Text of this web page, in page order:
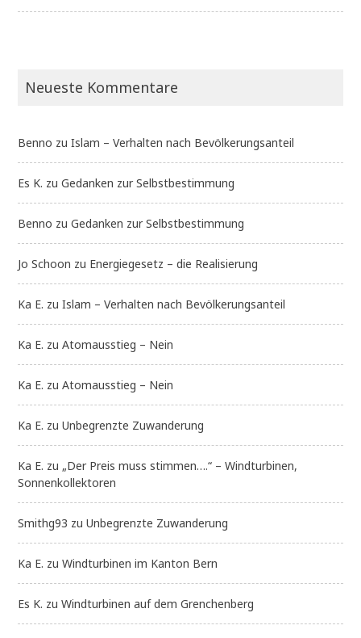
Neueste Kommentare
Benno zuIslam – Verhalten nach Bevölkerungsanteil
Es K. zuGedanken zur Selbstbestimmung
Benno zuGedanken zur Selbstbestimmung
Jo Schoon zu Energiegesetz – die Realisierung
Ka E. zuIslam – Verhalten nach Bevölkerungsanteil
Ka E. zuAtomausstieg – Nein
Ka E. zuAtomausstieg – Nein
Ka E. zuUnbegrenzte Zuwanderung
Ka E. zu „Der Preis muss stimmen….“ – Windturbinen,
Sonnenkollektoren
Smithg93 zuUnbegrenzte Zuwanderung
Ka E. zuWindturbinen im Kanton Bern
Es K. zuWindturbinen auf dem Grenchenberg